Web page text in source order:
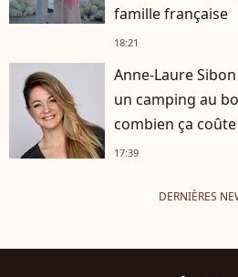
famille française
18:21
Anne-Laure
un camping au
combien ça coûte
17:39
DERNIÈRES